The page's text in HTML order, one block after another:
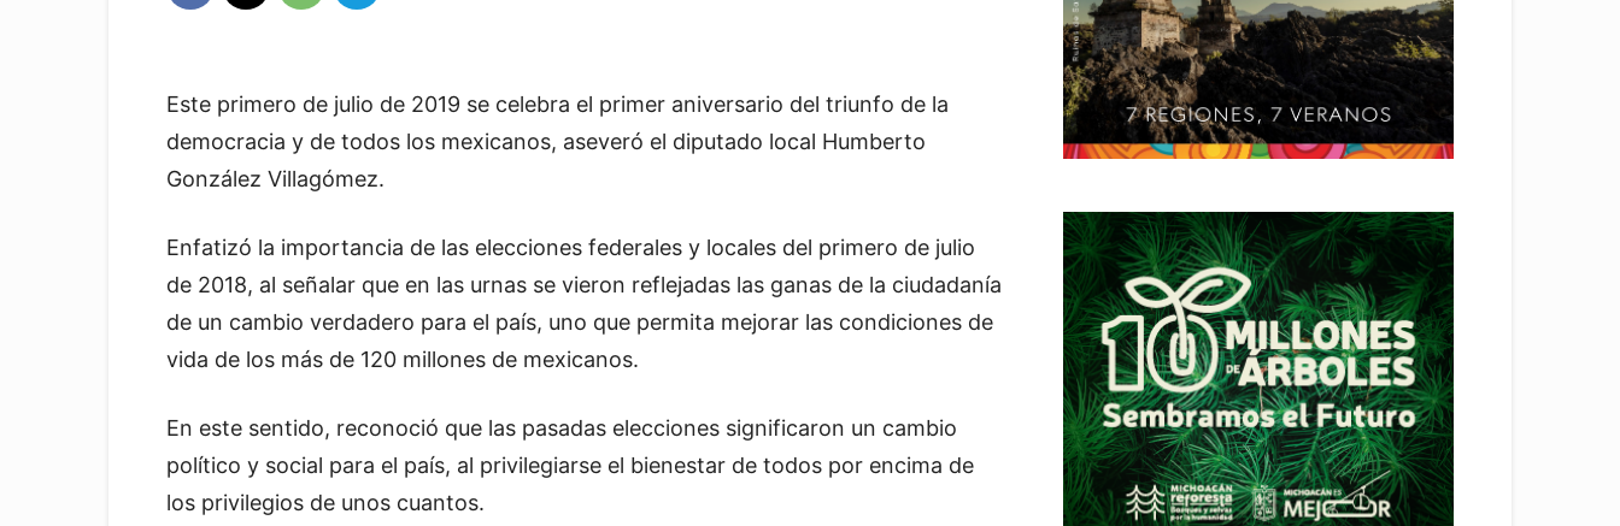
Este primero de julio de 2019 se celebra el primer aniversario del triunfo de la
democracia y de todos los mexicanos, aseveró el diputado local Humberto
González Villagómez.
Enfatizó la importancia de las elecciones federales y locales del primero de julio
de 2018, al señalar que en las urnas se vieron reflejadas las ganas de la ciudadanía
de un cambio verdadero para el país, uno que permita mejorar las condiciones de
vida de los más de 120 millones de mexicanos.
En este sentido, reconoció que las pasadas elecciones significaron un cambio
político y social para el país, al privilegiarse el bienestar de todos por encima de
los privilegios de unos cuantos.